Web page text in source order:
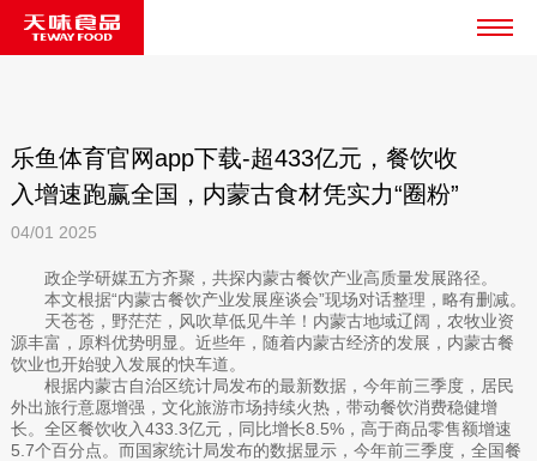
乐鱼体育官网app下载-超433亿元，餐饮收
入增速跑赢全国，内蒙古食材凭实力“圈粉”
04/01 2025
政企学研媒五方齐聚，共探内蒙古餐饮产业高质量发展路径。
本文根据“内蒙古餐饮产业发展座谈会”现场对话整理，略有删减。
天苍苍，野茫茫，风吹草低见牛羊！内蒙古地域辽阔，农牧业资
源丰富，原料优势明显。近些年，随着内蒙古经济的发展，内蒙古餐
饮业也开始驶入发展的快车道。
根据内蒙古自治区统计局发布的最新数据，今年前三季度，居民
外出旅行意愿增强，文化旅游市场持续火热，带动餐饮消费稳健增
长。全区餐饮收入433.3亿元，同比增长8.5%，高于商品零售额增速
5.7个百分点。而国家统计局发布的数据显示，今年前三季度，全国餐